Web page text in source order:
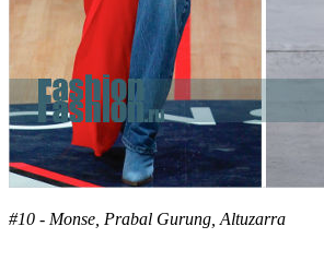
#10 - Monse, Prabal Gurung, Altuzarra